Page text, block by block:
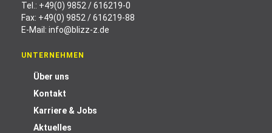
Tel.: +49(0) 9852 / 616219-0
Fax: +49(0) 9852 / 616219-88
E-Mail: info@blizz-z.de
UNTERNEHMEN
Über uns
Kontakt
Karriere & Jobs
Aktuelles